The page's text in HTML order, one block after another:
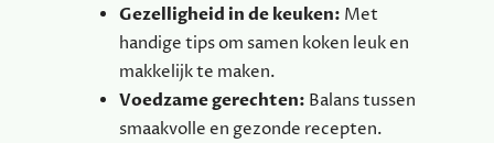
Gezelligheid in de keuken: Met
handige tips om samen koken leuk en
makkelijk te maken.
Voedzame gerechten: Balans tussen
smaakvolle en gezonde recepten.